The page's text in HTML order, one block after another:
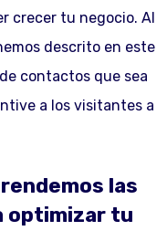
crecer tu negocio. Al
descrito en este
contactos que sea
a los visitantes a
las
optimizar tu